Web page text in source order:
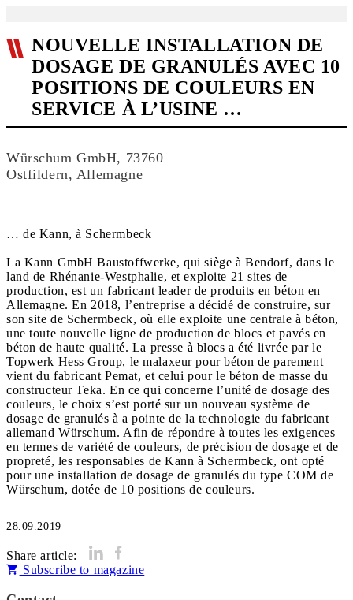
NOUVELLE INSTALLATION DE
DOSAGE DE GRANULÉS AVEC 10
POSITIONS DE COULEURS EN
SERVICE À L’USINE …
Würschum GmbH, 73760
Ostfildern, Allemagne
… de Kann, à Schermbeck
La Kann GmbH Baustoffwerke, qui siège à Bendorf, dans le
land de Rhénanie-Westphalie, et exploite 21 sites de
production, est un fabricant leader de produits en béton en
Allemagne. En 2018, l’entreprise a décidé de construire, sur
son site de Schermbeck, où elle exploite une centrale à béton,
une toute nouvelle ligne de production de blocs et pavés en
béton de haute qualité. La presse à blocs a été livrée par le
Topwerk Hess Group, le malaxeur pour béton de parement
vient du fabricant Pemat, et celui pour le béton de masse du
constructeur Teka. En ce qui concerne l’unité de dosage des
couleurs, le choix s’est porté sur un nouveau système de
dosage de granulés à a pointe de la technologie du fabricant
allemand Würschum. Afin de répondre à toutes les exigences
en termes de variété de couleurs, de précision de dosage et de
propreté, les responsables de Kann à Schermbeck, ont opté
pour une installation de dosage de granulés du type COM de
Würschum, dotée de 10 positions de couleurs.
28.09.2019
Share article:
Subscribe to magazine